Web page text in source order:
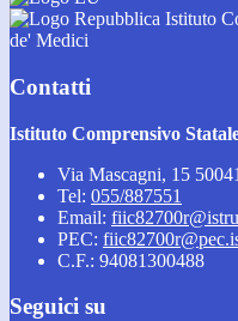
Istituto
de' Medici
Contatti
Istituto Comprensivo
Via Mascagni, 15
Tel: 055/887551
Email:
PEC:
C.F.: 94081300488
Seguici su